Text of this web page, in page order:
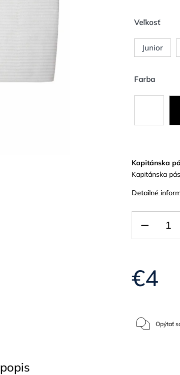
€4
Kapitánska
Kapitánska
Detailné
Veľkosť
Junior
Farba
Opýtať